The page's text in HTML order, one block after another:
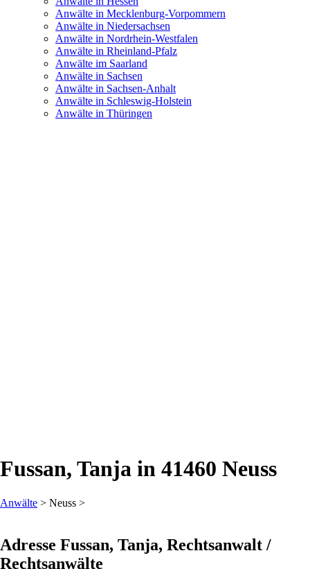
Anwälte in Mecklenburg-Vorpommern
Anwälte in Niedersachsen
Anwälte in Nordrhein-Westfalen
Anwälte in Rheinland-Pfalz
Anwälte im Saarland
Anwälte in Sachsen
Anwälte in Sachsen-Anhalt
Anwälte in Schleswig-Holstein
Anwälte in Thüringen
Fussan, Tanja in 41460 Neuss
Anwälte > Neuss >
Adresse Fussan, Tanja, Rechtsanwalt /
Rechtsanwälte